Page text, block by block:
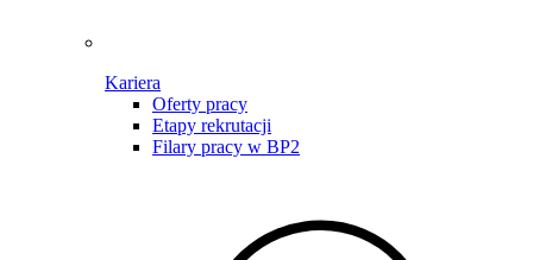
Kariera
Oferty pracy
Etapy rekrutacji
Filary pracy w BP2